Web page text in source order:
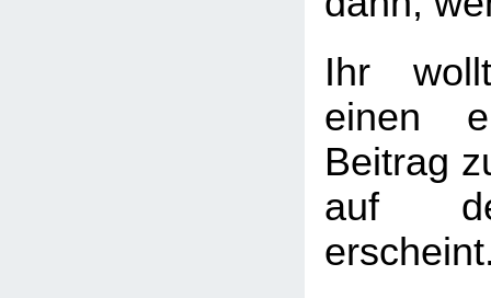
Ihr
einen
Beitrag
auf